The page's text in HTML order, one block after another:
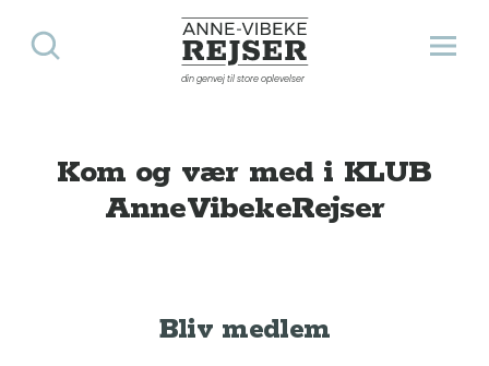
Anne-Vibeke Rejser
din genvej til store oplevelser
Åbn
Søg
Kom og vær med i KLUB
AnneVibekeRejser
Bliv medlem